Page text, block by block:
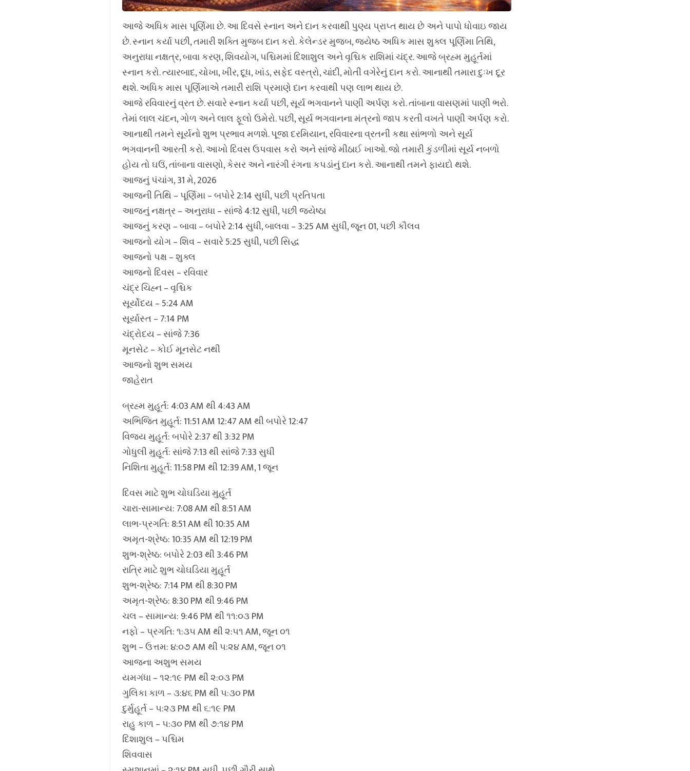
આજે અધિક માસ પૂર્ણિમા છે. આ દિવસે સ્નાન અને દાન કરવાથી પુણ્ય પ્રાપ્ત થાય છે અને પાપો ધોવાઇ જાય
છે. સ્નાન કર્યા પછી, તમારી શક્તિ મુજબ દાન કરો. કેલેન્ડર મુજબ, જ્યેષ્ઠ અધિક માસ શુક્લ પૂર્ણિમા તિથિ,
અનુરાધા નક્ષત્ર, બાવા કરણ, શિવયોગ, પશ્ચિમમાં દિશાશુલ અને વૃશ્ચિક રાશિમાં ચંદ્ર. આજે બ્રહ્મ મુહૂર્તમાં
સ્નાન કરો. ત્યારબાદ, ચોખા, ખીર, દૂધ, ખાંડ, સફેદ વસ્ત્રો, ચાંદી, મોતી વગેરેનું દાન કરો. આનાથી તમારા દુઃખ દૂર
થશે. અધિક માસ પૂર્ણિમાએ તમારી રાશિ પ્રમાણે દાન કરવાથી પણ લાભ થાય છે.
આજે રવિવારનું વ્રત છે. સવારે સ્નાન કર્યા પછી, સૂર્ય ભગવાનને પાણી અર્પણ કરો. તાંબાના વાસણમાં પાણી ભરો.
તેમાં લાલ ચંદન, ગોળ અને લાલ ફૂલો ઉમેરો. પછી, સૂર્ય ભગવાનના મંત્રનો જાપ કરતી વખતે પાણી અર્પણ કરો.
આનાથી તમને સૂર્યનો શુભ પ્રભાવ મળશે. પૂજા દરમિયાન, રવિવારના વ્રતની કથા સાંભળો અને સૂર્ય
ભગવાનની આરતી કરો. આખો દિવસ ઉપવાસ કરો અને સાંજે મીઠાઈ ખાઓ. જો તમારી કુંડળીમાં સૂર્ય નબળો
હોય તો ઘઉં, તાંબાના વાસણો, કેસર અને નારંગી રંગના કપડાંનું દાન કરો. આનાથી તમને ફાયદો થશે.
આજનું પંચાંગ, 31 મે, 2026
આજની તિથિ – પૂર્ણિમા – બપોરે 2:14 સુધી, પછી પ્રતિપતા
આજનું નક્ષત્ર – અનુરાધા – સાંજે 4:12 સુધી, પછી જ્યેષ્ઠા
આજનું કરણ – બાવા – બપોરે 2:14 સુધી, બાલવા – 3:25 AM સુધી, જૂન 01, પછી કૌલવ
આજનો યોગ – શિવ – સવારે 5:25 સુધી, પછી સિદ્ધ
આજનો પક્ષ – શુક્લ
આજનો દિવસ – રવિવાર
ચંદ્ર ચિહ્ન – વૃશ્ચિક
સૂર્યોદય – 5:24 AM
સૂર્યાસ્ત – 7:14 PM
ચંદ્રોદય – સાંજે 7:36
મૂનસેટ – કોઈ મૂનસેટ નથી
આજનો શુભ સમય
જાહેરાત
બ્રહ્મ મુહૂર્ત: 4:03 AM થી 4:43 AM
અભિજિત મુહૂર્ત: 11:51 AM 12:47 AM થી બપોરે 12:47
વિજય મુહૂર્ત: બપોરે 2:37 થી 3:32 PM
ગોધુલી મુહૂર્ત: સાંજે 7:13 થી સાંજે 7:33 સુધી
નિશિતા મુહૂર્ત: 11:58 PM થી 12:39 AM, 1 જૂન
દિવસ માટે શુભ ચોઘડિયા મુહૂર્ત
ચારા-સામાન્ય: 7:08 AM થી 8:51 AM
લાભ-પ્રગતિ: 8:51 AM થી 10:35 AM
અમૃત-શ્રેષ્ઠ: 10:35 AM થી 12:19 PM
શુભ-શ્રેષ્ઠ: બપોરે 2:03 થી 3:46 PM
રાત્રિ માટે શુભ ચોઘડિયા મુહૂર્ત
શુભ-શ્રેષ્ઠ: 7:14 PM થી 8:30 PM
અમૃત-શ્રેષ્ઠ: 8:30 PM થી 9:46 PM
ચલ – સામાન્ય: 9:46 PM થી ૧૧:૦૩ PM
નફો – પ્રગતિ: ૧:૩૫ AM થી ૨:૫૧ AM, જૂન ૦૧
શુભ – ઉત્તમ: ૪:૦૭ AM થી ૫:૨૪ AM, જૂન ૦૧
આજના અશુભ સમય
યમગંધા – ૧૨:૧૯ PM થી ૨:૦૩ PM
ગુલિકા કાળ – ૩:૪૬ PM થી ૫:૩૦ PM
દુર્મુહૂર્ત – ૫:૨૩ PM થી ૬:૧૯ PM
રાહુ કાળ – ૫:૩૦ PM થી ૭:૧૪ PM
દિશાશુલ – પશ્ચિમ
શિવવાસ